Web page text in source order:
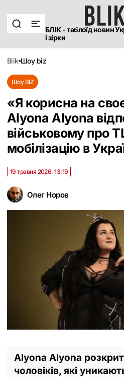
БЛІК - таблоїд новин
і зірки
blik шоу biz
Шоу BIZ
«Я корисна на
Alyona Alyona
військовому про
мобілізацію в
Олег Норов
19 травня 2026, 13:19
Alyona Alyona
чоловіків, які